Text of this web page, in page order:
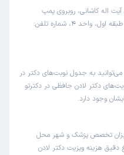
اله کاشانی، روبروی پمپ
بنزین، جنب بانک آینده، ساختمان گلزار، طبقه اول، واحد 4، شماره تلفن:
به جدول نوبت‌های دکتر در
دکتر لادن حافظی در دکترتو
وجود دارد.
تخصص پزشک و شهر محل
دقیق هزینه ویزیت دکتر لادن